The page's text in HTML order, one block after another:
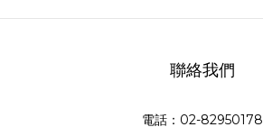
聯絡我們
電話：02-82950178